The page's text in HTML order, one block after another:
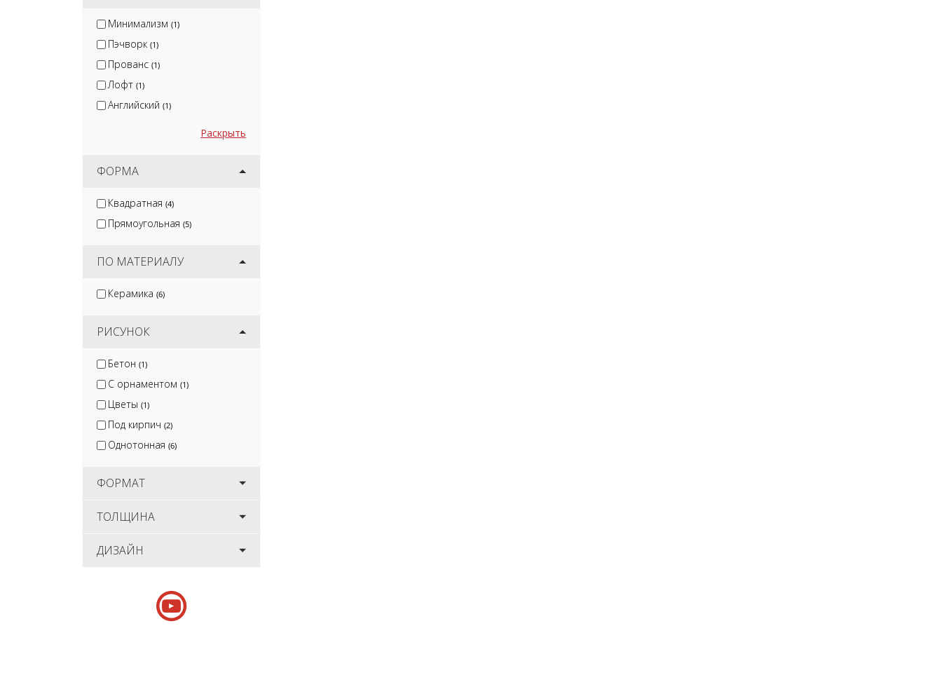
Минимализм (1)
Пэчворк (1)
Прованс (1)
Лофт (1)
Английский (1)
Раскрыть
ФОРМА
Квадратная (4)
Прямоугольная (5)
ПО МАТЕРИАЛУ
Керамика (6)
РИСУНОК
Бетон (1)
С орнаментом (1)
Цветы (1)
Под кирпич (2)
Однотонная (6)
ФОРМАТ
ТОЛЩИНА
ДИЗАЙН